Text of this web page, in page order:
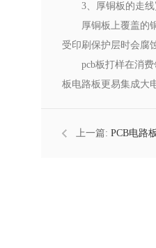
3、厚铜板的走
厚铜板上覆盖的
受印刷保护层时会腐
pcb板打样在消
板电路板更易集成大
上一篇: PCB电路